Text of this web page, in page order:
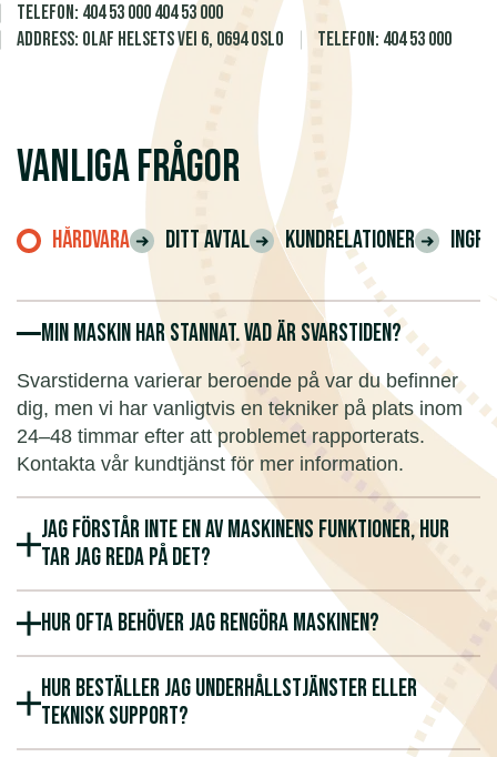
Telefon: 404 53 000 404 53 000
Address: olaf helsets vei 6, 0694 Oslo
Telefon: 404 53 000
Vanliga frågor
Hårdvara Ditt avtal Kundrelationer
Min maskin har stannat. Vad är svarstiden?
Svarstiderna varierar beroende på var du befinner
dig, men vi har vanligtvis en tekniker på plats inom
24–48 timmar efter att problemet rapporterats.
Kontakta vår kundtjänst för mer information.
Jag förstår inte en av maskinens funktioner, hur
tar jag reda på det?
Hur ofta behöver jag rengöra maskinen?
Hur beställer jag underhållstjänster eller
teknisk support?